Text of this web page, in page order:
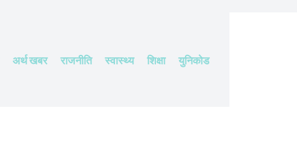
अर्थ खबर राजनीति स्वास्थ्य शिक्षा युनिकोड